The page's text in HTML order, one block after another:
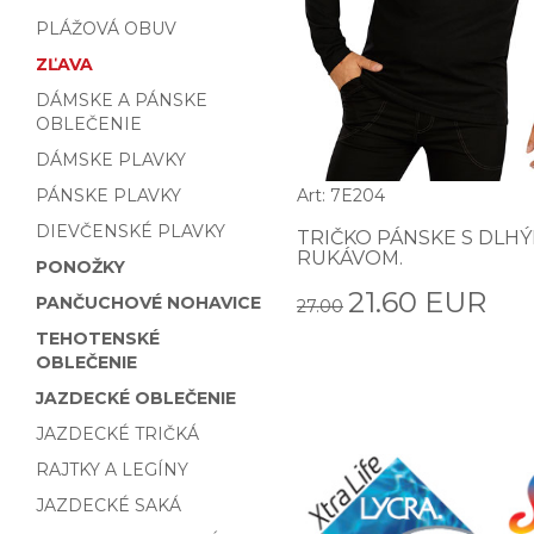
PLÁŽOVÁ OBUV
ZĽAVA
DÁMSKE A PÁNSKE
OBLEČENIE
DÁMSKE PLAVKY
PÁNSKE PLAVKY
DIEVČENSKÉ PLAVKY
PONOŽKY
PANČUCHOVÉ NOHAVICE
TEHOTENSKÉ
OBLEČENIE
JAZDECKÉ OBLEČENIE
JAZDECKÉ TRIČKÁ
RAJTKY A LEGÍNY
JAZDECKÉ SAKÁ
Art: 7E204
TRIČKO PÁNSKE S
RUKÁVOM.
27.00 21.60 EUR